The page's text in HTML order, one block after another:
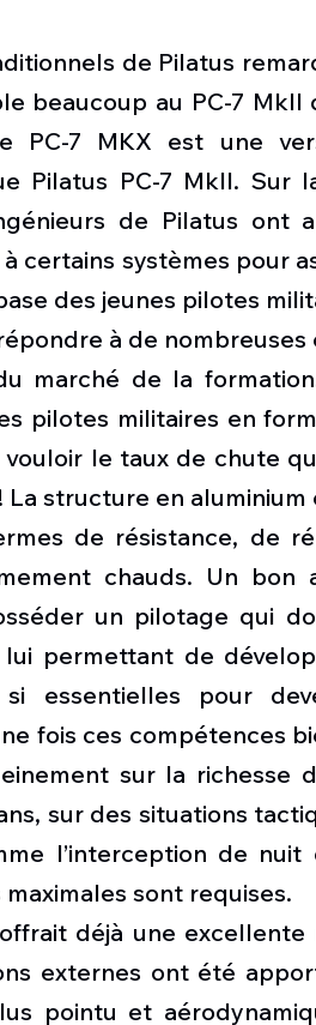
de Pilatus
beaucoup au PC-7
PC-7 MKX est une
Pilatus PC-7 MkII.
de Pilatus ont
certains systèmes pour
des jeunes pilotes
à de
marché de la
pilotes militaires en
le taux de chute
structure en
de résistance, de
chauds. Un bon
un pilotage qui
lui permettant de
si essentielles pour
fois ces compétences
sur la richesse
sur des situations
l’interception de
sont requises.
déjà une
externes ont été
pointu et